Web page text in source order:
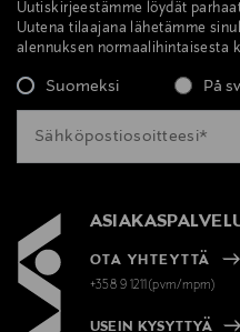
Uutiskirjeestämme löydät
Uutena tilaajana lähetämme
alennuksen normaalihintaisesta
Suomeksi På
OTA YHTEYTTÄ
+358 9 1211(pvm/mpm)
USEIN KYSYTTYÄ